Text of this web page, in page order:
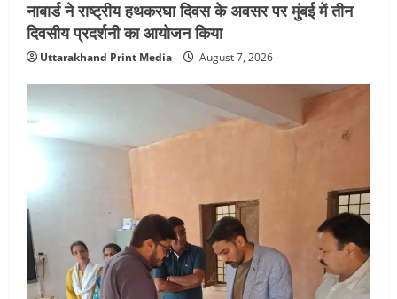
नाबार्ड ने राष्ट्रीय हथकरघा दिवस के अवसर पर मुंबई में तीन
दिवसीय प्रदर्शनी का आयोजन किया
Uttarakhand Print Media August 7, 2026